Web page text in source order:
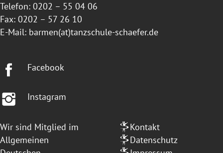
Telefon: 0202 – 55 04 06
Fax: 0202 – 57 26 10
E-Mail: barmen(at)tanzschule-schaefer.de
Facebook
Instagram
Wir sind Mitglied im
Allgemeinen
Kontakt
Datenschutz